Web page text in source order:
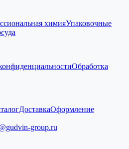
химияУпаковочные
Обработка
ДоставкаОформление
group.ru